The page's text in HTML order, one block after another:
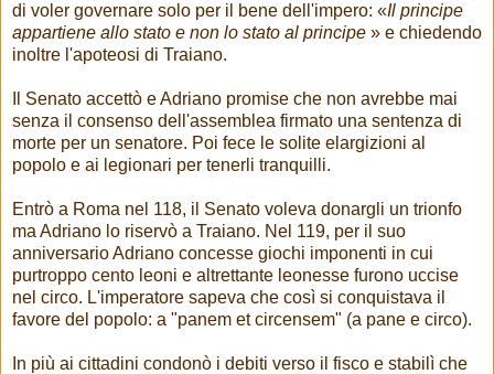
di voler governare solo per il bene dell'impero: «Il principe
appartiene allo stato e non lo stato al principe » e chiedendo
inoltre l'apoteosi di Traiano.
Il Senato accettò e Adriano promise che non avrebbe mai
senza il consenso dell'assemblea firmato una sentenza di
morte per un senatore. Poi fece le solite elargizioni al
popolo e ai legionari per tenerli tranquilli.
Entrò a Roma nel 118, il Senato voleva donargli un trionfo
ma Adriano lo riservò a Traiano. Nel 119, per il suo
anniversario Adriano concesse giochi imponenti in cui
purtroppo cento leoni e altrettante leonesse furono uccise
nel circo. L'imperatore sapeva che così si conquistava il
favore del popolo: a "panem et circensem" (a pane e circo).
In più ai cittadini condonò i debiti verso il fisco e stabilì che